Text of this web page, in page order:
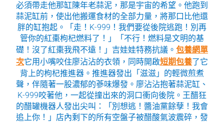
必須帶走他那缸陳年老蒜泥，那是宇宙的希望。他跑到
蒜泥缸前，使出他搬運食材的全部力量，將那口比他還
胖的缸抱起。「走！K-999！我們要從後院逃跑！別再
管你的紅棗枸杞燃料了！」「不行！燃料是文明的基
礎！沒了紅棗我飛不遠！」吉娃娃特務抗議。 包養網單
次它用小嘴咬住廖沾沾的衣領，同時開啟短期包養了它
背上的枸杞推進器。推進器發出「滋滋」的輕微煎煮
聲，伴隨著一股濃郁的蔘味爆發。廖沾沾抱著蒜泥缸、
K-999咬著他，一起從撞出來的洞口衝向後院。王醋狂
的醋罐機器人發出尖叫：「別想逃！醬油黨餘孽！我會
追上你！」店內剩下的所有空盤子被醋酸氣波震碎，發